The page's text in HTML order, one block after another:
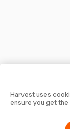
Tu
—
Únete a más
Harvest uses
ensure you get